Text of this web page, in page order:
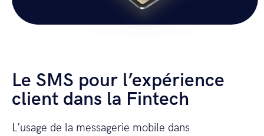
Le SMS pour l’expérience
client dans la Fintech
L’usage de la messagerie mobile dans